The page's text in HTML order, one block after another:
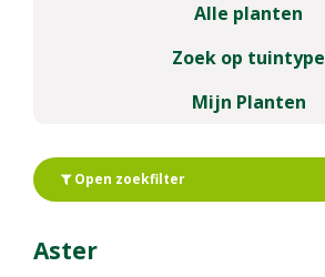
Alle planten
Zoek op tuintype
Mijn Planten
Open zoekfilter
Aster